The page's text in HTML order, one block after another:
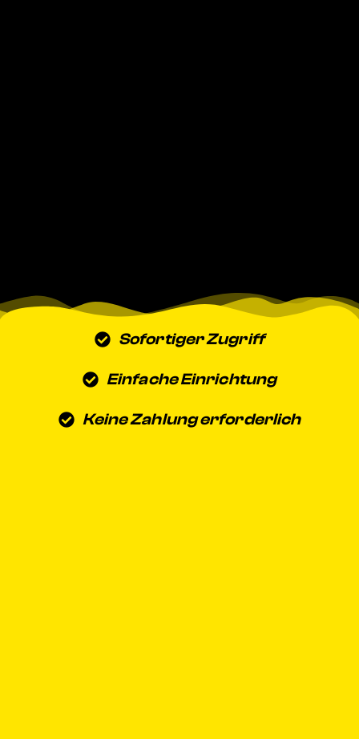
Sofortiger Zugriff
Einfache Einrichtung
Keine Zahlung erforderlich